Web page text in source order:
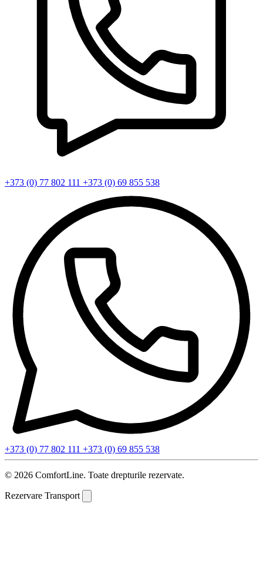
+373 (0) 77 802 111 +373 (0) 69 855 538
+373 (0) 77 802 111 +373 (0) 69 855 538
© 2026 ComfortLine. Toate drepturile rezervate.
Rezervare Transport